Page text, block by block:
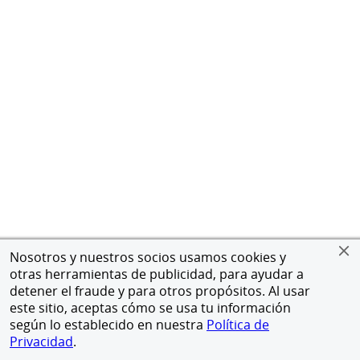
Nosotros y nuestros socios usamos cookies y
otras herramientas de publicidad, para ayudar a
detener el fraude y para otros propósitos. Al usar
este sitio, aceptas cómo se usa tu información
según lo establecido en nuestra Política de
Privacidad.